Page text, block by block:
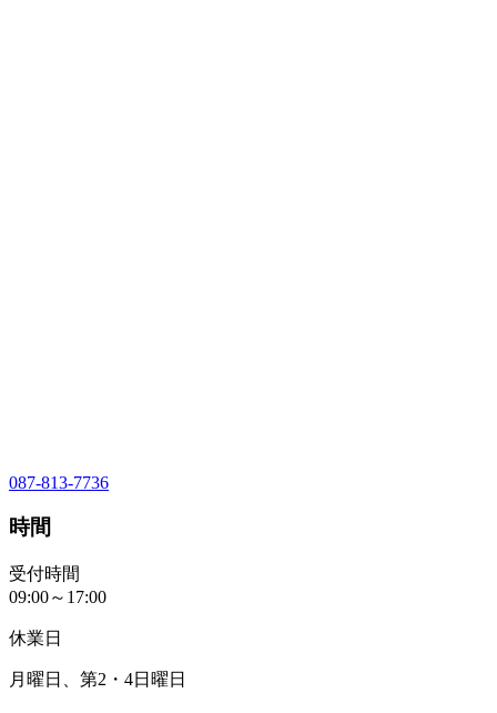
087-813-7736
時間
受付時間
09:00～17:00
休業日
月曜日、第2・4日曜日